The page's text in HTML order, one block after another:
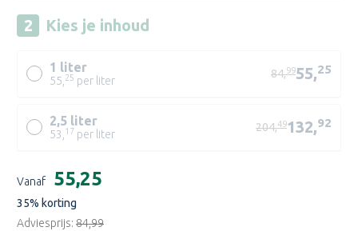
Kies je inhoud
1 liter
55, 25 per liter
84,9955,25
2,5 liter
53, 17 per liter
204,49132,92
N00
voorraad:
Vanaf €55,25
35% korting
Adviesprijs: €84,99